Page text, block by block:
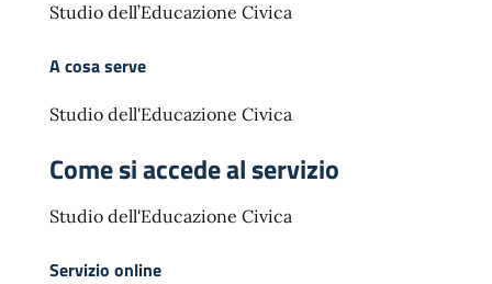
Studio dell’Educazione Civica
A cosa serve
Studio dell'Educazione Civica
Come si accede al servizio
Studio dell'Educazione Civica
Servizio online